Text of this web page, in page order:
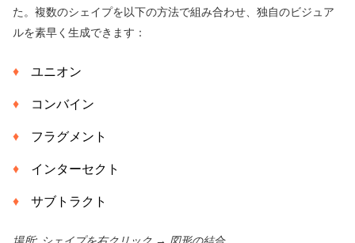
た。複数のシェイプを以下の方法で組み合わせ、独自のビジュア
ルを素早く生成できます：
ユニオン
コンバイン
フラグメント
インターセクト
サブトラクト